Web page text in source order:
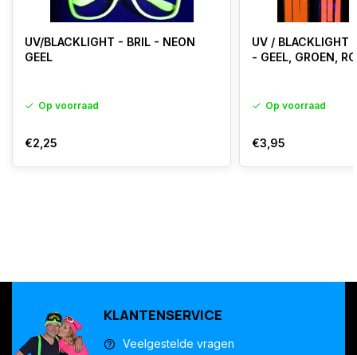
UV/BLACKLIGHT - BRIL - NEON
GEEL
Op voorraad
€2,25
UV / BLACKLIGHT
- GEEL, GROEN,
Op voorraad
€3,95
KLANTENSERVICE
Veelgestelde vragen